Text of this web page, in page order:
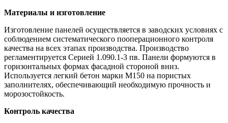
Материалы и изготовление
Изготовление панелей осуществляется в заводских условиях с
соблюдением систематического пооперационного контроля
качества на всех этапах производства. Производство
регламентируется Серией 1.090.1-3 пв. Панели формуются в
горизонтальных формах фасадной стороной вниз.
Используется легкий бетон марки М150 на пористых
заполнителях, обеспечивающий необходимую прочность и
морозостойкость.
Контроль качества